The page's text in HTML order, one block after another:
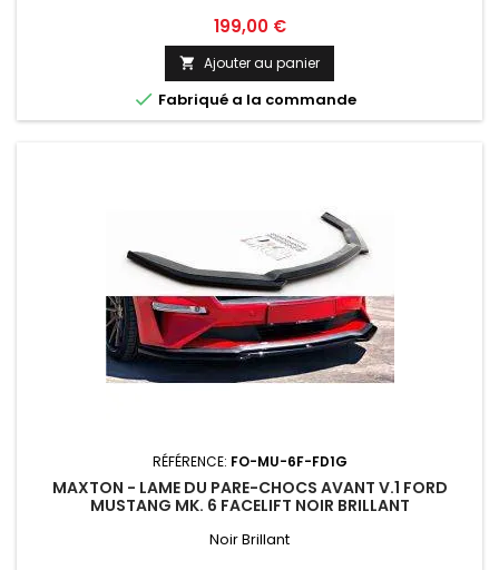
Prix
199,00 €
 Ajouter au panier
 Fabriqué a la commande
RÉFÉRENCE: FO-MU-6F-FD1G
MAXTON - LAME DU PARE-CHOCS AVANT V.1 FORD
MUSTANG MK. 6 FACELIFT NOIR BRILLANT
Noir Brillant